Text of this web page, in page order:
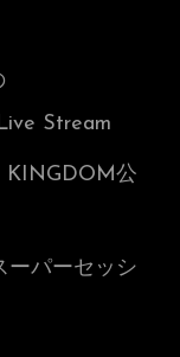
Stream
KINGDOM公
ーパーセッシ